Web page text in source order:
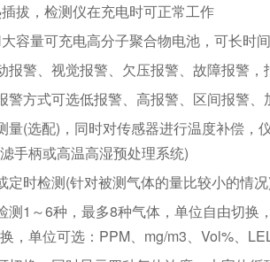
拔，检测仪在充电时可正常工作
容量可充电高分子聚合物电池，可长时
报警、视觉报警、欠压报警、故障报警，
警方式可选低报警、高报警、区间报警、
量(选配)，同时对传感器进行温度补偿
手柄或高温高湿预处理系统)
定时检测(针对被测气体的量比较小的情
测1～6种，最多8种气体，单位自由切
，单位可选：PPM、mg/m3、Vol%、